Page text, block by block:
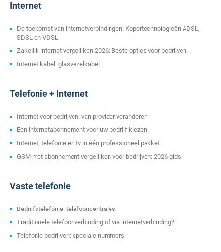
Internet
De toekomst van internetverbindingen: Kopertechnologieën ADSL,
SDSL en VDSL
Zakelijk internet vergelijken 2026: Beste opties voor bedrijven
Internet kabel: glasvezelkabel
Telefonie + Internet
Internet voor bedrijven: van provider veranderen
Een internetabonnement voor uw bedrijf kiezen
Internet, telefonie en tv in één professioneel pakket
GSM met abonnement vergelijken voor bedrijven: 2026 gids
Vaste telefonie
Bedrijfstelefonie: telefooncentrales
Traditionele telefoonverbinding of via internetverbinding?
Telefonie bedrijven: speciale nummers